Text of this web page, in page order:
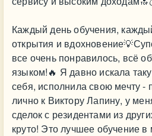
Каждый день обучения,
открытия и
все очень понравилось, всё
языком!🔥 Я давно искала
себя, исполнила свою мечту -
лично к Виктору Лапину, у
сделок с резидентами из
круто! Это лучшее обучение